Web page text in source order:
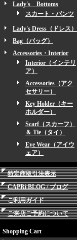
Lady's Bottoms
スカート・パンツ
Lady's Dress（ドレス）
Bag（バッグ）
Accessories・Interior
Interior（インテリ
ア）
Accessories（アク
セサリー）
Key Holder（キー
ホルダー）
Scarf（スカーフ）
＆ Tie（タイ）
Eye Wear（アイウ
ェア）
特定商取引法表示
CAPRi BLOG / ブログ
ご利用ガイド
ご来店ご予約について
Shopping Cart